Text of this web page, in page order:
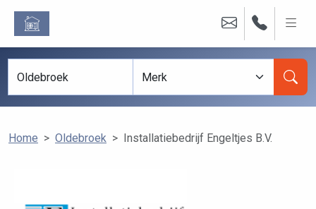
Home Oldebroek Installatiebedrijf Engeltjes B.V.